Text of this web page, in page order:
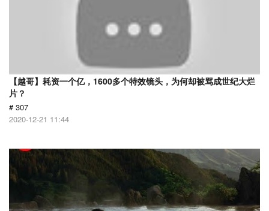
【越哥】耗资一个亿，1600多个特效镜头，为何却被骂成世纪大烂
片？
# 307
2020-12-21 11:44